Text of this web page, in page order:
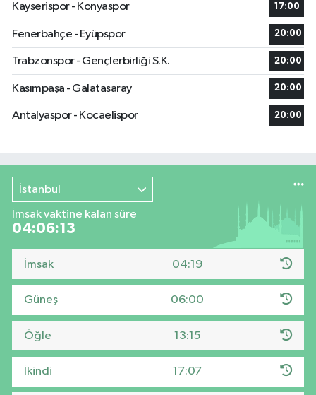
Kayserispor - Konyaspor
17:00
Fenerbahçe - Eyüpspor 20:00
Trabzonspor - Gençlerbirliği S.K. 20:00
Kasımpaşa - Galatasaray 20:00
Antalyaspor - Kocaelispor 20:00
İstanbul
İmsak vaktine kalan süre
04:06:12
İmsak 04:19
Güneş 06:00
Öğle 13:15
İkindi 17:07